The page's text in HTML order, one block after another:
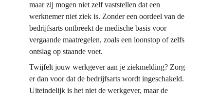
maar zij mogen niet zelf vaststellen dat een
werknemer niet ziek is. Zonder een oordeel van de
bedrijfsarts ontbreekt de medische basis voor
vergaande maatregelen, zoals een loonstop of zelfs
ontslag op staande voet.
Twijfelt jouw werkgever aan je ziekmelding? Zorg
er dan voor dat de bedrijfsarts wordt ingeschakeld.
Uiteindelijk is het niet de werkgever, maar de